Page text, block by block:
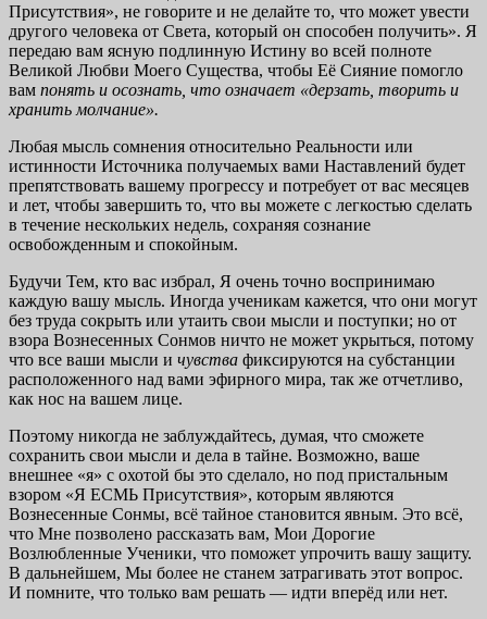
Присутствия», не говорите и не делайте то, что может увести
другого человека от Света, который он способен получить». Я
передаю вам ясную подлинную Истину во всей полноте
Великой Любви Моего Существа, чтобы Её Сияние помогло
вам понять и осознать, что означает «дерзать, творить и
хранить молчание».
Любая мысль сомнения относительно Реальности или
истинности Источника получаемых вами Наставлений будет
препятствовать вашему прогрессу и потребует от вас месяцев
и лет, чтобы завершить то, что вы можете с легкостью сделать
в течение нескольких недель, сохраняя сознание
освобожденным и спокойным.
Будучи Тем, кто вас избрал, Я очень точно воспринимаю
каждую вашу мысль. Иногда ученикам кажется, что они могут
без труда сокрыть или утаить свои мысли и поступки; но от
взора Вознесенных Сонмов ничто не может укрыться, потому
что все ваши мысли и чувства фиксируются на субстанции
расположенного над вами эфирного мира, так же отчетливо,
как нос на вашем лице.
Поэтому никогда не заблуждайтесь, думая, что сможете
сохранить свои мысли и дела в тайне. Возможно, ваше
внешнее «я» с охотой бы это сделало, но под пристальным
взором «Я ЕСМЬ Присутствия», которым являются
Вознесенные Сонмы, всё тайное становится явным. Это всё,
что Мне позволено рассказать вам, Мои Дорогие
Возлюбленные Ученики, что поможет упрочить вашу защиту.
В дальнейшем, Мы более не станем затрагивать этот вопрос.
И помните, что только вам решать — идти вперёд или нет.